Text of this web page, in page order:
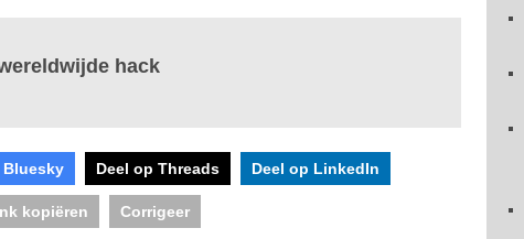
hack
Bluesky Deel op Threads Deel op LinkedIn
kopiëren Corrigeer